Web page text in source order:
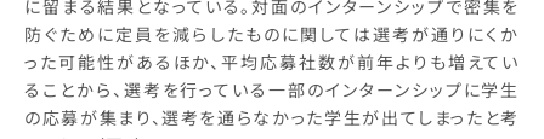
に留まる結果となっている。対面のインターンシップで密集を
防ぐために定員を減らしたものに関しては選考が通りにくか
った可能性があるほか、平均応募社数が前年よりも増えてい
ることから、選考を行っている一部のインターンシップに学生
の応募が集まり、選考を通らなかった学生が出てしまったと考